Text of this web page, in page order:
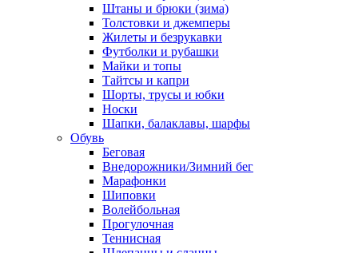
Штаны и брюки (зима)
Толстовки и джемперы
Жилеты и безрукавки
Футболки и рубашки
Майки и топы
Тайтсы и капри
Шорты, трусы и юбки
Носки
Шапки, балаклавы, шарфы
Обувь
Беговая
Внедорожники/Зимний бег
Марафонки
Шиповки
Волейбольная
Прогулочная
Теннисная